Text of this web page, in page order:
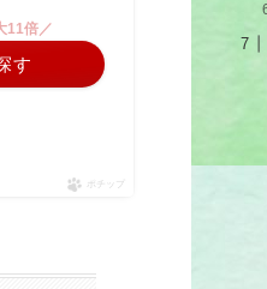
11倍／
す
ポチップ